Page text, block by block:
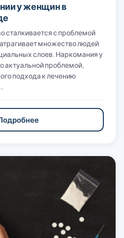
у женщин в
сталкивается с проблемой
множество людей
слоев. Наркомания у
актуальной проблемой,
подхода к лечению